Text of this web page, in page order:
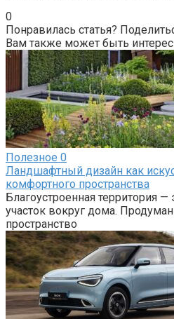
0
Понравилась статья?
Вам также может быть
Полезное 0
Ландшафтный дизайн как
комфортного пространства
Благоустроенная территория
участок вокруг дома.
пространство